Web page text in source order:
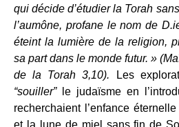
qui décide d’étudier la Torah
l’aumône, profane le nom de
éteint la lumière de la religion,
sa part dans le monde futur. »
de la Torah 3,10). Les
“souiller”le judaïsme en
recherchaient l’enfance